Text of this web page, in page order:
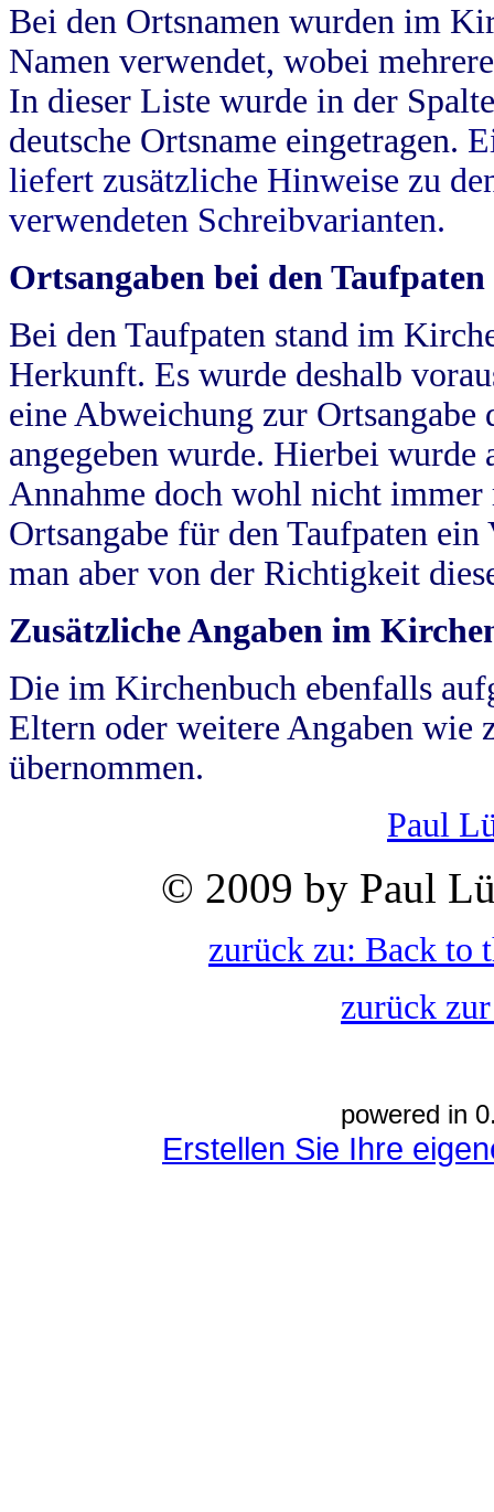
Bei den Ortsnamen wurden im
Namen verwendet, wobei
In dieser Liste wurde in der
deutsche Ortsname eingetragen.
liefert zusätzliche Hinweise zu
verwendeten Schreibvarianten.
Ortsangaben bei den Taufpaten
Bei den Taufpaten stand im
Herkunft. Es wurde deshalb
eine Abweichung zur
angegeben wurde. Hierbei wurde
Annahme doch wohl nicht
Ortsangabe für den Taufpaten
man aber von der Richtigkeit
Zusätzliche Angaben im
Die im Kirchenbuch ebenfalls
Eltern oder weitere Angaben wie
übernommen.
Paul
© 2009 by Paul
zurück zu: Back to
zurück
powered in
Erstellen Sie Ihre